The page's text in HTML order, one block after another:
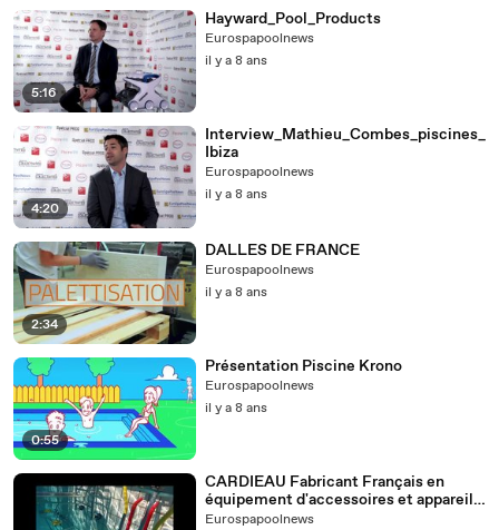
5:16
Hayward_Pool_Products
Eurospapoolnews
il y a 8 ans
4:20
Interview_Mathieu_Combes_piscines_
Ibiza
Eurospapoolnews
il y a 8 ans
2:34
DALLES DE FRANCE
Eurospapoolnews
il y a 8 ans
0:55
Présentation Piscine Krono
Eurospapoolnews
il y a 8 ans
CARDIEAU Fabricant Français en
équipement d'accessoires et appareils
d'aquafitness.
Eurospapoolnews